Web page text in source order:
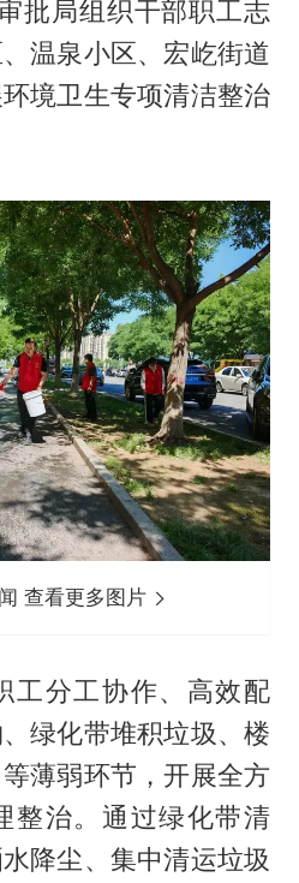
批局组织干部职工志
温泉小区、宏屹街道
境卫生专项清洁整治
查看更多图片
工分工协作、高效配
绿化带堆积垃圾、楼
薄弱环节，开展全方
整治。通过绿化带清
降尘、集中清运垃圾